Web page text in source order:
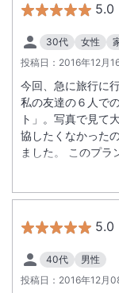
5.0
30代 女性
投稿日： 2016年12月
今回、急に旅行に
私の友達の６人で
ト」。写真で見て
協したくなかった
ました。 このプラ
に宿選びを任せて
お風呂も（決して
高！ そして、夕食
飲み放題、ソフト
普通、会席料理の
で提供するところ
います。 料理もよ
た。 父が「ここな
5.0
40代
男性
投稿日： 2016年12月